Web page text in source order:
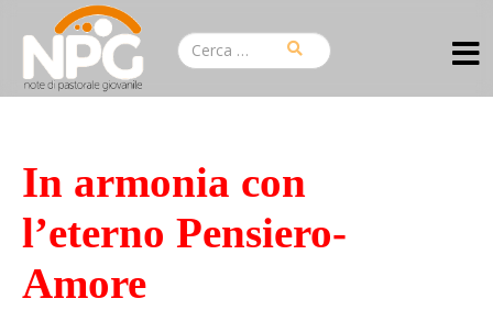
In armonia con
l’eterno Pensiero-
Amore